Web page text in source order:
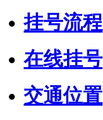
挂号流程
在线挂号
交通位置